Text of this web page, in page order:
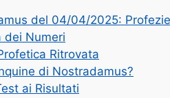
del 04/04/2025:
dei Numeri
Ritrovata
di Nostradamus?
ai Risultati